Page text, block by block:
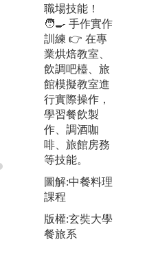
版權:開南大學
觀光與餐飲旅
館學系
職場技能！
🧑‍🍳 手作實作
訓練 👉 在專
業烘焙教室、
飲調吧檯、旅
館模擬教室進
行實際操作，
學習餐飲製
作、調酒咖
啡、旅館房務
等技能。
圖解:中餐料理
課程
版權:玄奘大學
餐旅系